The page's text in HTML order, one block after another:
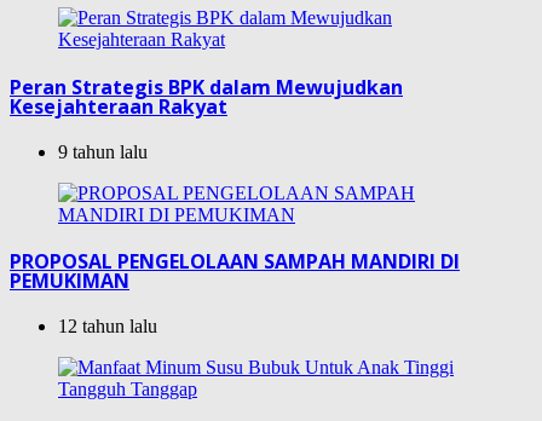
Peran Strategis BPK dalam Mewujudkan
Kesejahteraan Rakyat
9 tahun lalu
PROPOSAL PENGELOLAAN SAMPAH MANDIRI DI
PEMUKIMAN
12 tahun lalu